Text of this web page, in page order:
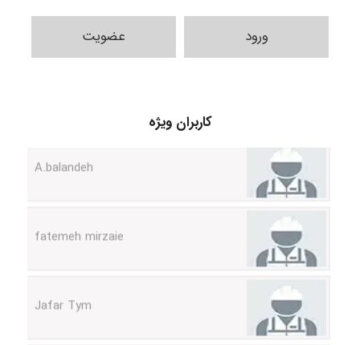
ورود عضویت
کاربران ویژه